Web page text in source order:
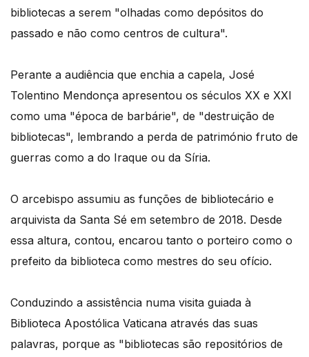
bibliotecas a serem "olhadas como depósitos do
passado e não como centros de cultura".
Perante a audiência que enchia a capela, José
Tolentino Mendonça apresentou os séculos XX e XXI
como uma "época de barbárie", de "destruição de
bibliotecas", lembrando a perda de património fruto de
guerras como a do Iraque ou da Síria.
O arcebispo assumiu as funções de bibliotecário e
arquivista da Santa Sé em setembro de 2018. Desde
essa altura, contou, encarou tanto o porteiro como o
prefeito da biblioteca como mestres do seu ofício.
Conduzindo a assistência numa visita guiada à
Biblioteca Apostólica Vaticana através das suas
palavras, porque as "bibliotecas são repositórios de